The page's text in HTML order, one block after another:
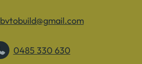
bvtobuild@gmail.com
0485 330 630